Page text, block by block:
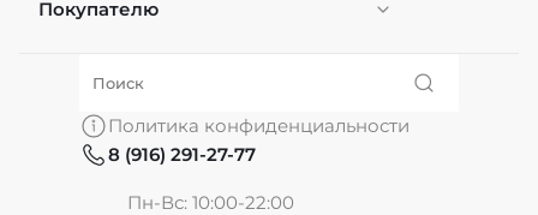
Персонификация
Покупателю
О нас
Политика конфиденциальности
8 (916) 291-27-77
Пн-Вс: 10:00-22:00